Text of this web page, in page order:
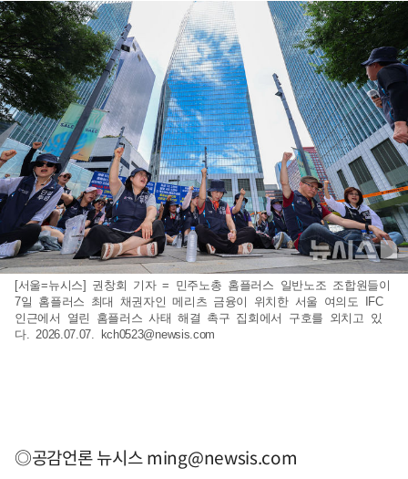
[서울=뉴시스] 권창회 기자 = 민주노총 홈플러스 일반노조 조합원들이
7일 홈플러스 최대 채권자인 메리츠 금융이 위치한 서울 여의도 IFC
인근에서 열린 홈플러스 사태 해결 촉구 집회에서 구호를 외치고 있
다. 2026.07.07.
kch0523@newsis.com
◎공감언론 뉴시스ming@newsis.com